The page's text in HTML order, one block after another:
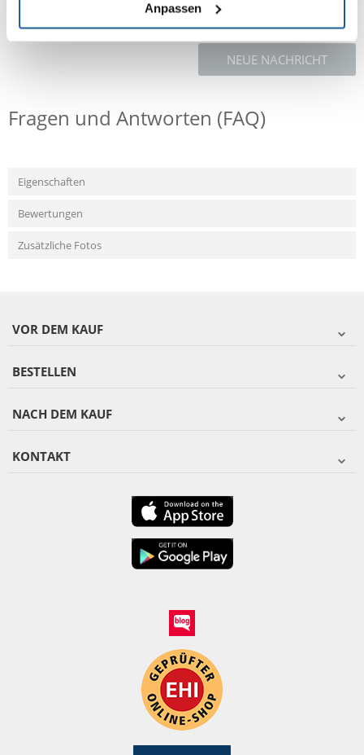
Anpassen
NEUE NACHRICHT
Fragen und Antworten (FAQ)
Eigenschaften
Bewertungen
Zusätzliche Fotos
VOR DEM KAUF
BESTELLEN
NACH DEM KAUF
KONTAKT